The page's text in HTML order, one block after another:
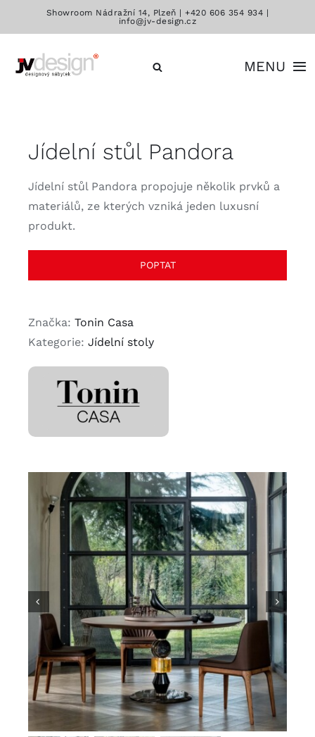
PřeskočitShowroom Nádražní 14, Plzeň |+420 606 354 934 |
info@jv-design.cz
MENU
Značky
Kontakt
Jídelní stůl Pandora
Jídelní stůl Pandora propojuje několik prvků a
materiálů, ze kterých vzniká jeden luxusní
produkt.
POPTAT
Značka: Tonin Casa
Kategorie: Jídelní stoly